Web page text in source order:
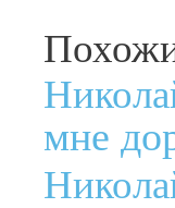
мне